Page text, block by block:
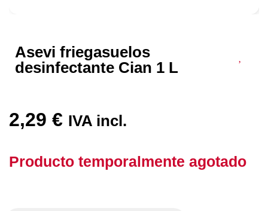
Asevi friegasuelos
desinfectante Cian 1 L
2,29 € IVA incl.
Producto temporalmente agotado